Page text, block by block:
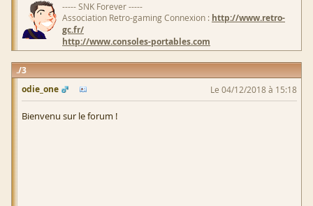
----- SNK Forever -----
Association Retro-gaming Connexion : http://www.retro-
gc.fr/
http://www.consoles-portables.com
3
odie_one
Le 04/12/2018 à 15:18
Bienvenu sur le forum !